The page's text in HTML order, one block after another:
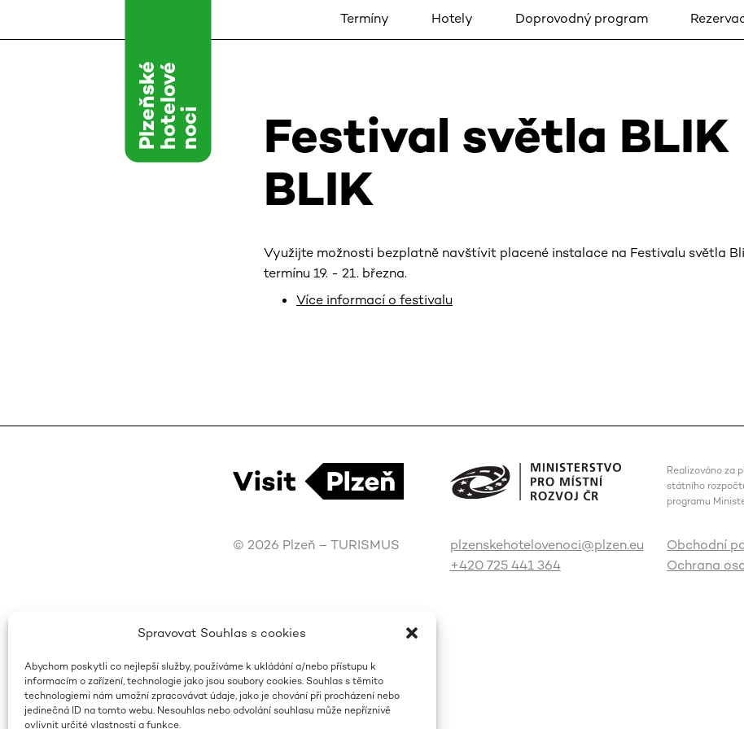
Spravovat Souhlas s cookies
Abychom poskytli co nejlepší služby, používáme k ukládání a/nebo přístupu k
informacím o zařízení, technologie jako jsou soubory cookies. Souhlas s těmito
technologiemi nám umožní zpracovávat údaje, jako je chování při procházení nebo
jedinečná ID na tomto webu. Nesouhlas nebo odvolání souhlasu může nepříznivě
ovlivnit určité vlastnosti a funkce.
Plzeňskéhotelovénoci
Termíny Hotely Doprovodný program
Festival světla BLIK
BLIK
Využijte možnosti bezplatně navštívit placené instalace na Festivalu světla
termínu 19. - 21. března.
Více informací o festivalu
Realizováno za
státního
programu
© 2026 Plzeň – TURISMUS
plzenskehotelovenoci@plzen.eu
+420725 441 364
Obchodní
Ochrana